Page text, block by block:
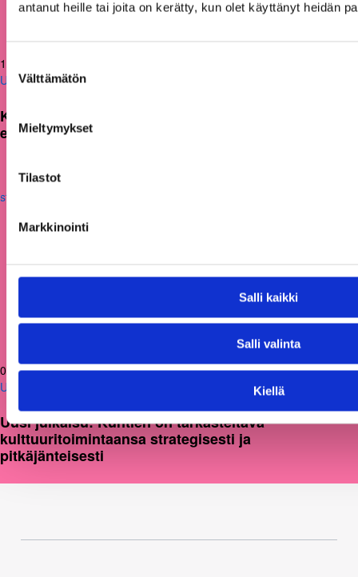
antanut heille tai joita on kerätty, kun olet käyttänyt heidän
valinta
Välttämätön
Mieltymykset
Tilastot
Markkinointi
Salli kaikki
Salli valinta
Kiellä
12.06.2026
Uutiset
KAKS teki apurahapäätökset vuoden 2026
ensimmäisestä hausta
05.03.2026
Uutiset
Uusi julkaisu: Kuntien on tarkasteltava
kulttuuritoimintaansa strategisesti ja
pitkäjänteisesti